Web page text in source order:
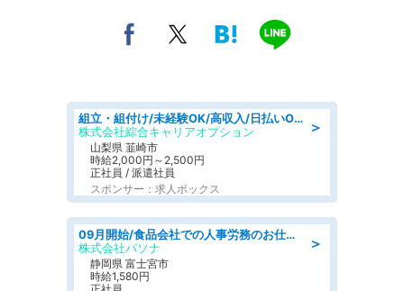
＞
組立・組付け/未経験OK/高収入/日払いOK/寮費無料/日勤
株式会社綜合キャリアオプション
山梨県 韮崎市
時給2,000円～2,500円
正社員 / 派遣社員
スポンサー：求人ボックス
＞
09月開始/食品会社での人事労務のお仕事/車通勤可/賞与あり/人事労務/労働安全衛生
株式会社パソナ
静岡県 富士宮市
時給1,580円